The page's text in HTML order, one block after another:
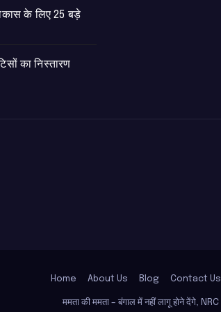
के लिए 25 बड़े
का निस्तारण
Home About Us Blog Contact Us
ममता की ममता – बंगाल में नहीं लागू होने देंगे, NRC